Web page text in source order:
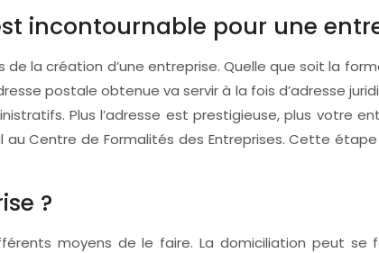
incontournable pour une
la création d’une entreprise. Quelle que soit la
postale obtenue va servir à la fois d’adresse
Plus l’adresse est prestigieuse, plus votre
au Centre de Formalités des Entreprises. Cette
?
moyens de le faire. La domiciliation peut se